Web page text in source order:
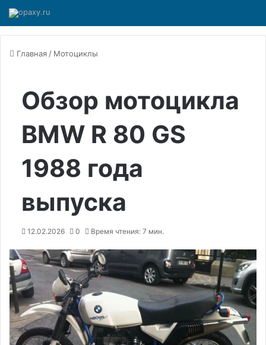
Главная / Мотоциклы
Обзор мотоцикла
BMW R 80 GS
1988 года
выпуска
12.02.2026 0 Время чтения: 7 мин.